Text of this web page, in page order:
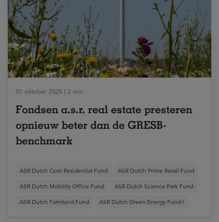
01 oktober 2025 | 2 min.
Fondsen a.s.r. real estate presteren
opnieuw beter dan de GRESB-
benchmark
ASR Dutch Core Residential Fund ASR Dutch Prime Retail Fund
ASR Dutch Mobility Office Fund ASR Dutch Science Park Fund
ASR Dutch Farmland Fund ASR Dutch Green Energy Fund I